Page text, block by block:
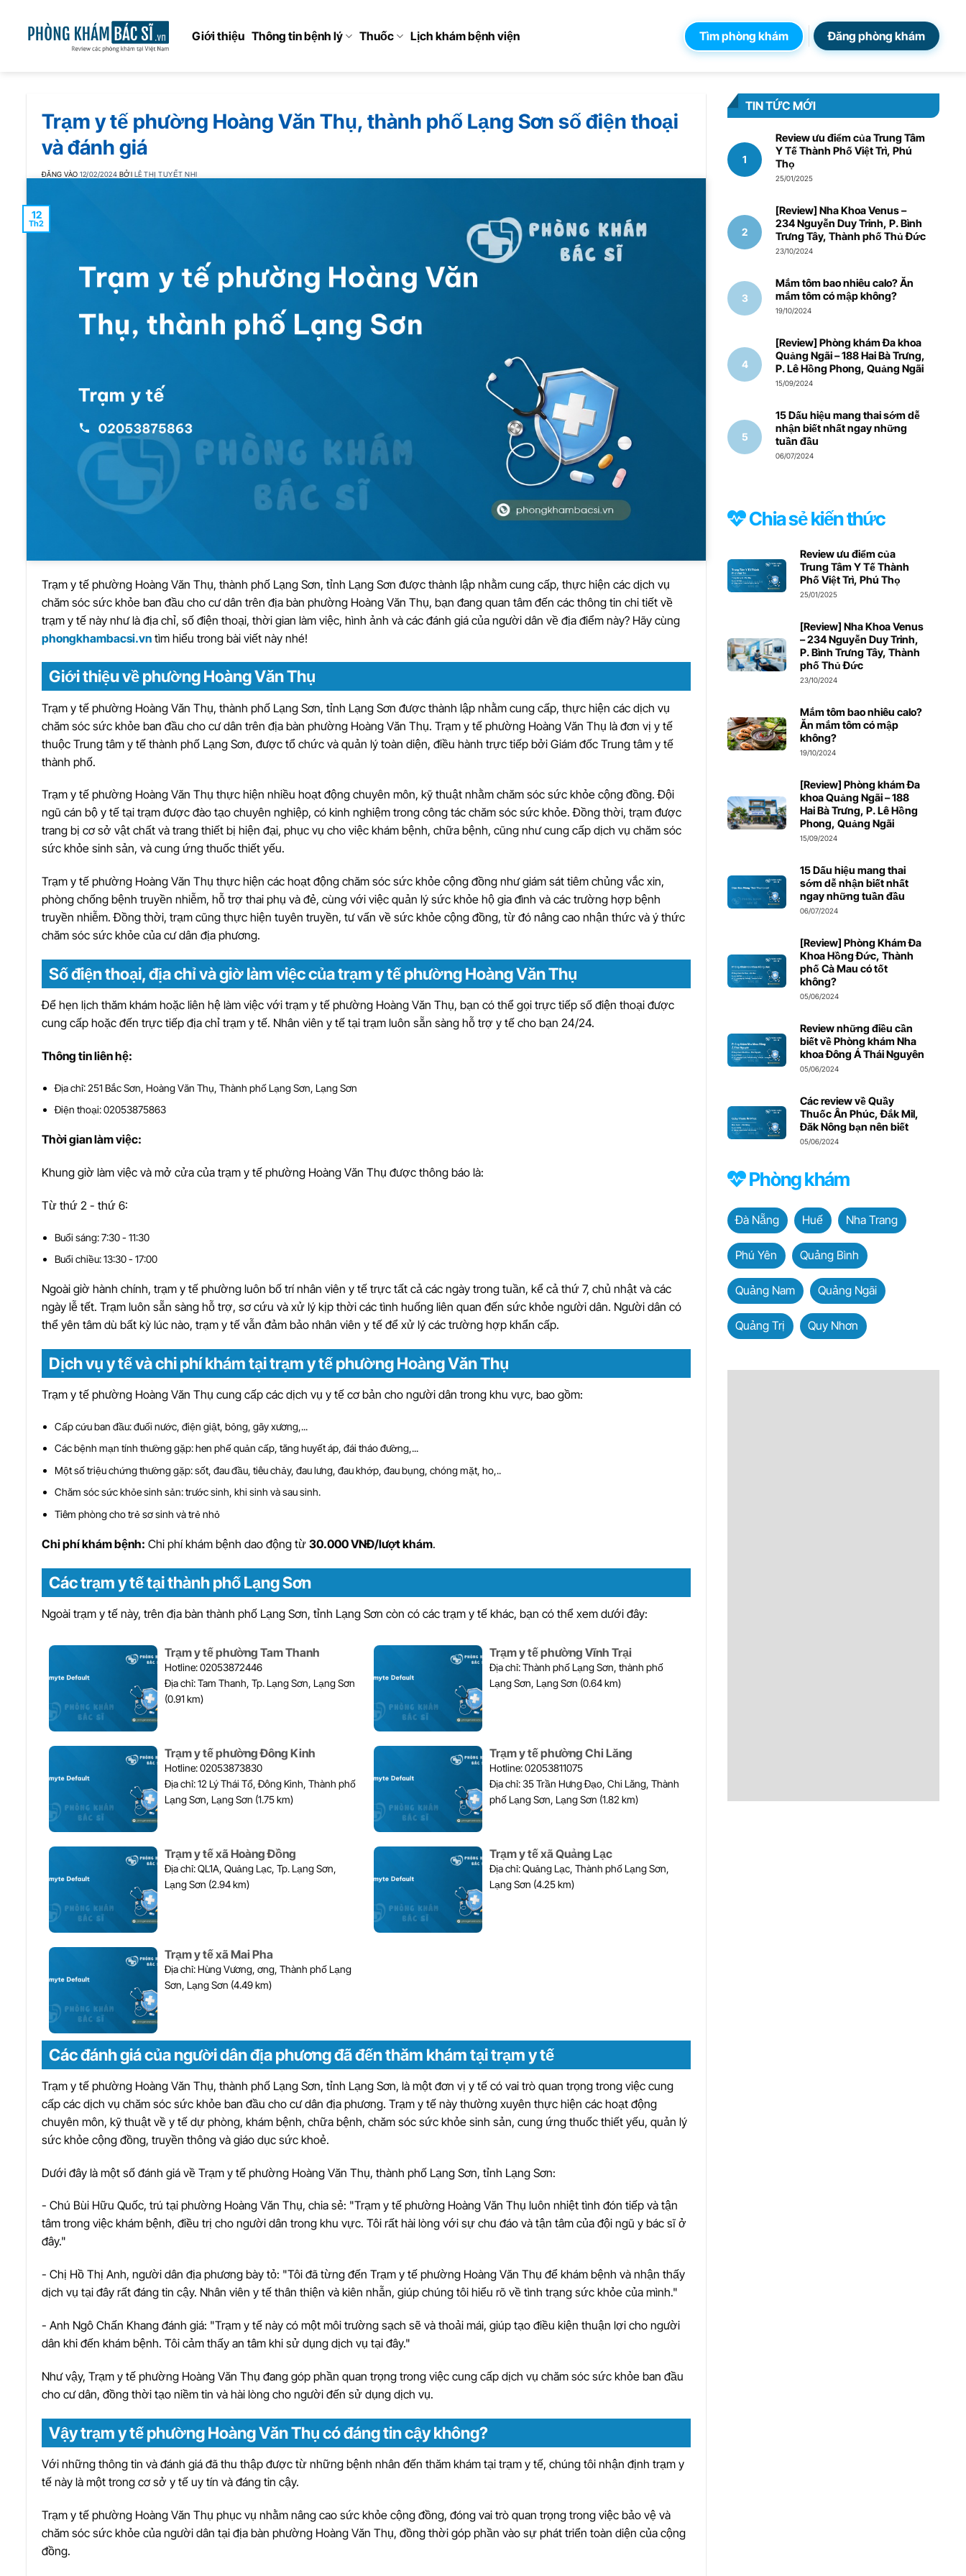
Giới thiệu Thông tin bệnh lý Thuốc Lịch khám bệnh viện Tìm phòng khám Đăng phòng khám
Trạm y tế phường Hoàng Văn Thụ, thành phố Lạng Sơn số điện thoại
và đánh giá
ĐĂNG VÀO12/02/2024 BỞI LÊ THỊ TUYẾT NHI
12
Th2
Trạm y tế phường Hoàng Văn Thụ, thành phố Lạng Sơn, tỉnh Lạng Sơn được thành lập nhằm cung cấp, thực hiện các dịch vụ
chăm sóc sức khỏe ban đầu cho cư dân trên địa bàn phường Hoàng Văn Thụ, bạn đang quan tâm đến các thông tin chi tiết về
trạm y tế này như là địa chỉ, số điện thoại, thời gian làm việc, hình ảnh và các đánh giá của người dân về địa điểm này? Hãy cùng
phongkhambacsi.vn tìm hiểu trong bài viết này nhé!
Giới thiệu về phường Hoàng Văn Thụ
Trạm y tế phường Hoàng Văn Thụ, thành phố Lạng Sơn, tỉnh Lạng Sơn được thành lập nhằm cung cấp, thực hiện các dịch vụ
chăm sóc sức khỏe ban đầu cho cư dân trên địa bàn phường Hoàng Văn Thụ. Trạm y tế phường Hoàng Văn Thụ là đơn vị y tế
thuộc Trung tâm y tế thành phố Lạng Sơn, được tổ chức và quản lý toàn diện, điều hành trực tiếp bởi Giám đốc Trung tâm y tế
thành phố.
Trạm y tế phường Hoàng Văn Thụ thực hiện nhiều hoạt động chuyên môn, kỹ thuật nhằm chăm sóc sức khỏe cộng đồng. Đội
ngũ cán bộ y tế tại trạm được đào tạo chuyên nghiệp, có kinh nghiệm trong công tác chăm sóc sức khỏe. Đồng thời, trạm được
trang bị cơ sở vật chất và trang thiết bị hiện đại, phục vụ cho việc khám bệnh, chữa bệnh, cũng như cung cấp dịch vụ chăm sóc
sức khỏe sinh sản, và cung ứng thuốc thiết yếu.
Trạm y tế phường Hoàng Văn Thụ thực hiện các hoạt động chăm sóc sức khỏe cộng đồng như giám sát tiêm chủng vắc xin,
phòng chống bệnh truyền nhiễm, hỗ trợ thai phụ và đẻ, cùng với việc quản lý sức khỏe hộ gia đình và các trường hợp bệnh
truyền nhiễm. Đồng thời, trạm cũng thực hiện tuyên truyền, tư vấn về sức khỏe cộng đồng, từ đó nâng cao nhận thức và ý thức
chăm sóc sức khỏe của cư dân địa phương.
Số điện thoại, địa chỉ và giờ làm việc của trạm y tế phường Hoàng Văn Thụ
Để hẹn lịch thăm khám hoặc liên hệ làm việc với trạm y tế phường Hoàng Văn Thụ, bạn có thể gọi trực tiếp số điện thoại được
cung cấp hoặc đến trực tiếp địa chỉ trạm y tế. Nhân viên y tế tại trạm luôn sẵn sàng hỗ trợ y tế cho bạn 24/24.
Thông tin liên hệ:
Địa chỉ: 251 Bắc Sơn, Hoàng Văn Thụ, Thành phố Lạng Sơn, Lạng Sơn
Điện thoại: 02053875863
Thời gian làm việc:
Khung giờ làm việc và mở cửa của trạm y tế phường Hoàng Văn Thụ được thông báo là:
Từ thứ 2 - thứ 6:
Buổi sáng: 7:30 - 11:30
Buổi chiều: 13:30 - 17:00
Ngoài giờ hành chính, trạm y tế phường luôn bố trí nhân viên y tế trực tất cả các ngày trong tuần, kể cả thứ 7, chủ nhật và các
ngày lễ tết. Trạm luôn sẵn sàng hỗ trợ, sơ cứu và xử lý kịp thời các tình huống liên quan đến sức khỏe người dân. Người dân có
thể yên tâm dù bất kỳ lúc nào, trạm y tế vẫn đảm bảo nhân viên y tế để xử lý các trường hợp khẩn cấp.
Dịch vụ y tế và chi phí khám tại trạm y tế phường Hoàng Văn Thụ
Trạm y tế phường Hoàng Văn Thụ cung cấp các dịch vụ y tế cơ bản cho người dân trong khu vực, bao gồm:
Cấp cứu ban đầu: đuối nước, điện giật, bỏng, gãy xương,...
Các bệnh mạn tính thường gặp: hen phế quản cấp, tăng huyết áp, đái tháo đường,...
Một số triệu chứng thường gặp: sốt, đau đầu, tiêu chảy, đau lưng, đau khớp, đau bụng, chóng mặt, ho,..
Chăm sóc sức khỏe sinh sản: trước sinh, khi sinh và sau sinh.
Tiêm phòng cho trẻ sơ sinh và trẻ nhỏ
Chi phí khám bệnh: Chi phí khám bệnh dao động từ 30.000 VNĐ/lượt khám.
Các trạm y tế tại thành phố Lạng Sơn
Ngoài trạm y tế này, trên địa bàn thành phố Lạng Sơn, tỉnh Lạng Sơn còn có các trạm y tế khác, bạn có thể xem dưới đây:
Trạm y tế phường Tam Thanh
Hotline: 02053872446
Địa chỉ: Tam Thanh, Tp. Lạng Sơn, Lạng Sơn
(0.91 km)
Trạm y tế phường Vĩnh Trại
Địa chỉ: Thành phố Lạng Sơn, thành phố
Lạng Sơn, Lạng Sơn (0.64 km)
Trạm y tế phường Đông Kinh
Hotline: 02053873830
Địa chỉ: 12 Lý Thái Tổ, Đông Kinh, Thành phố
Lạng Sơn, Lạng Sơn (1.75 km)
Trạm y tế phường Chi Lăng
Hotline: 02053811075
Địa chỉ: 35 Trần Hưng Đạo, Chi Lăng, Thành
phố Lạng Sơn, Lạng Sơn (1.82 km)
Trạm y tế xã Hoàng Đồng
Địa chỉ: QL1A, Quảng Lạc, Tp. Lạng Sơn,
Lạng Sơn (2.94 km)
Trạm y tế xã Quảng Lạc
Địa chỉ: Quảng Lạc, Thành phố Lạng Sơn,
Lạng Sơn (4.25 km)
Trạm y tế xã Mai Pha
Địa chỉ: Hùng Vương, ơng, Thành phố Lạng
Sơn, Lạng Sơn (4.49 km)
Các đánh giá của người dân địa phương đã đến thăm khám tại trạm y tế
Trạm y tế phường Hoàng Văn Thụ, thành phố Lạng Sơn, tỉnh Lạng Sơn, là một đơn vị y tế có vai trò quan trọng trong việc cung
cấp các dịch vụ chăm sóc sức khỏe ban đầu cho cư dân địa phương. Trạm y tế này thường xuyên thực hiện các hoạt động
chuyên môn, kỹ thuật về y tế dự phòng, khám bệnh, chữa bệnh, chăm sóc sức khỏe sinh sản, cung ứng thuốc thiết yếu, quản lý
sức khỏe cộng đồng, truyền thông và giáo dục sức khoẻ.
Dưới đây là một số đánh giá về Trạm y tế phường Hoàng Văn Thụ, thành phố Lạng Sơn, tỉnh Lạng Sơn:
- Chú Bùi Hữu Quốc, trú tại phường Hoàng Văn Thụ, chia sẻ: "Trạm y tế phường Hoàng Văn Thụ luôn nhiệt tình đón tiếp và tận
tâm trong việc khám bệnh, điều trị cho người dân trong khu vực. Tôi rất hài lòng với sự chu đáo và tận tâm của đội ngũ y bác sĩ ở
đây."
- Chị Hồ Thị Anh, người dân địa phương bày tỏ: "Tôi đã từng đến Trạm y tế phường Hoàng Văn Thụ để khám bệnh và nhận thấy
dịch vụ tại đây rất đáng tin cậy. Nhân viên y tế thân thiện và kiên nhẫn, giúp chúng tôi hiểu rõ về tình trạng sức khỏe của mình."
- Anh Ngô Chấn Khang đánh giá: "Trạm y tế này có một môi trường sạch sẽ và thoải mái, giúp tạo điều kiện thuận lợi cho người
dân khi đến khám bệnh. Tôi cảm thấy an tâm khi sử dụng dịch vụ tại đây."
Như vậy, Trạm y tế phường Hoàng Văn Thụ đang góp phần quan trọng trong việc cung cấp dịch vụ chăm sóc sức khỏe ban đầu
cho cư dân, đồng thời tạo niềm tin và hài lòng cho người đến sử dụng dịch vụ.
Vậy trạm y tế phường Hoàng Văn Thụ có đáng tin cậy không?
Với những thông tin và đánh giá đã thu thập được từ những bệnh nhân đến thăm khám tại trạm y tế, chúng tôi nhận định trạm y
tế này là một trong cơ sở y tế uy tín và đáng tin cậy.
Trạm y tế phường Hoàng Văn Thụ phục vụ nhằm nâng cao sức khỏe cộng đồng, đóng vai trò quan trọng trong việc bảo vệ và
chăm sóc sức khỏe của người dân tại địa bàn phường Hoàng Văn Thụ, đồng thời góp phần vào sự phát triển toàn diện của cộng
đồng.
TIN TỨC MỚI
Review ưu điểm của Trung Tâm
Y Tế Thành Phố Việt Trì, Phú
Thọ
25/01/2025
[Review] Nha Khoa Venus –
234 Nguyễn Duy Trinh, P. Bình
Trưng Tây, Thành phố Thủ Đức
23/10/2024
Mắm tôm bao nhiêu calo? Ăn
mắm tôm có mập không?
19/10/2024
[Review] Phòng khám Đa khoa
Quảng Ngãi – 188 Hai Bà Trưng,
P. Lê Hồng Phong, Quảng Ngãi
15/09/2024
15 Dấu hiệu mang thai sớm dễ
nhận biết nhất ngay những
tuần đầu
06/07/2024
Chia sẻ kiến thức
Review ưu điểm của
Trung Tâm Y Tế Thành
Phố Việt Trì, Phú Thọ
25/01/2025
[Review] Nha Khoa Venus
– 234 Nguyễn Duy Trinh,
P. Bình Trưng Tây, Thành
phố Thủ Đức
23/10/2024
Mắm tôm bao nhiêu calo?
Ăn mắm tôm có mập
không?
19/10/2024
[Review] Phòng khám Đa
khoa Quảng Ngãi – 188
Hai Bà Trưng, P. Lê Hồng
Phong, Quảng Ngãi
15/09/2024
15 Dấu hiệu mang thai
sớm dễ nhận biết nhất
ngay những tuần đầu
06/07/2024
[Review] Phòng Khám Đa
Khoa Hồng Đức, Thành
phố Cà Mau có tốt
không?
05/06/2024
Review những điều cần
biết về Phòng khám Nha
khoa Đông Á Thái Nguyên
05/06/2024
Các review về Quầy
Thuốc Ân Phúc, Đắk Mil,
Đăk Nông bạn nên biết
05/06/2024
Phòng khám
Đà Nẵng Huế Nha Trang
Phú Yên Quảng Bình
Quảng Nam Quảng Ngãi
Quảng Trị Quy Nhơn